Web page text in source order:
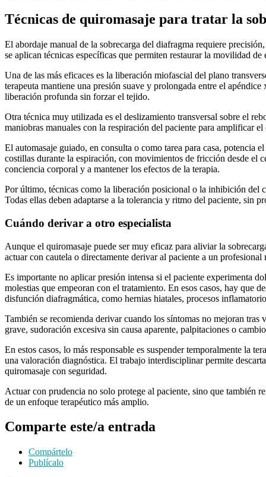
Técnicas de quiromasaje para tratar la
El abordaje manual de la sobrecarga del diafragma requiere
se aplican técnicas específicas que permiten restaurar la movilidad
Una de las más eficaces es la liberación miofascial del plano
terapeuta mantiene una presión suave y prolongada entre el
liberación profunda sin forzar el tejido.
Otra técnica muy utilizada es el deslizamiento transversal sobre el
maniobras manuales con la respiración del paciente para amplificar
El automasaje guiado, en consulta o como tarea para casa, potencia
costillas durante la espiración, con movimientos de fricción desde el
conciencia corporal y a mantener los efectos de la terapia.
Por último, técnicas como la liberación posicional o la inhibición del
Todas ellas deben adaptarse a la tolerancia y ritmo del paciente, sin
Cuándo derivar a otro especialista
Aunque el quiromasaje puede ser muy eficaz para aliviar la
actuar con cautela o directamente derivar al paciente a un profesional
Es importante no aplicar presión intensa si el paciente experimenta
molestias que empeoran con el tratamiento. En esos casos, hay que
disfunción diafragmática, como hernias hiatales, procesos
También se recomienda derivar cuando los síntomas no mejoran tras
grave, sudoración excesiva sin causa aparente, palpitaciones o
En estos casos, lo más responsable es suspender temporalmente la
una valoración diagnóstica. El trabajo interdisciplinar permite
quiromasaje con seguridad.
Actuar con prudencia no solo protege al paciente, sino que también
de un enfoque terapéutico más amplio.
Comparte este/a entrada
Compártelo
Publícalo